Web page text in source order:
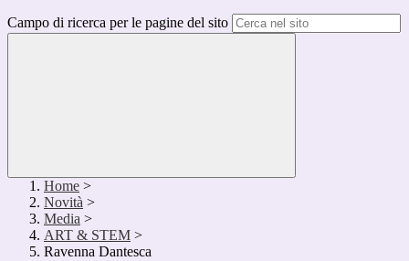
Campo di ricerca per le pagine del sito
Home >
Novità >
Media >
ART & STEM >
Ravenna Dantesca